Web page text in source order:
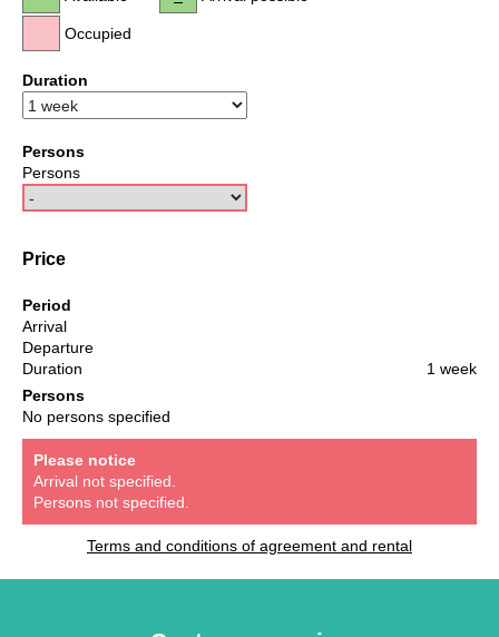
Occupied
Duration
Persons
Persons
Price
Period
Arrival
Departure
Duration
1 week
Persons
No persons specified
Please notice
Arrival not specified.
Persons not specified.
Terms and conditions of agreement and rental